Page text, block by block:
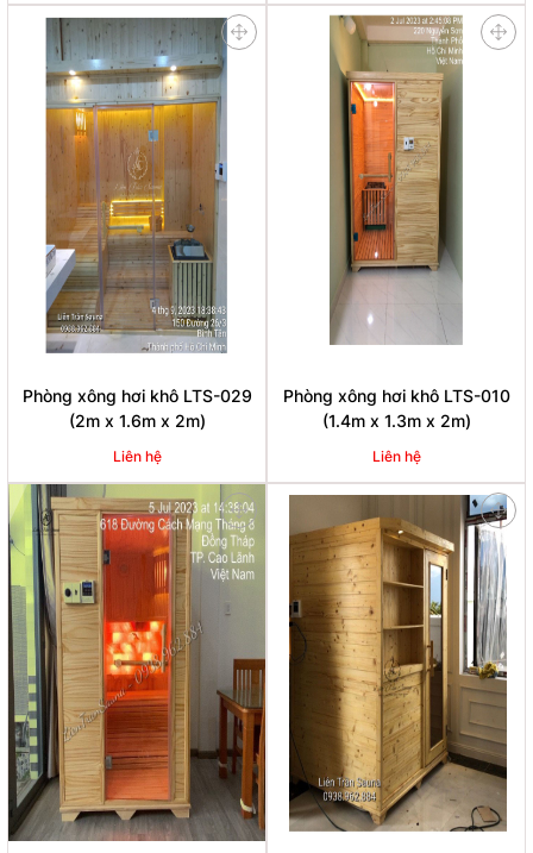
Phòng xông hơi khô LTS-029
(2m x 1.6m x 2m)
Liên hệ
Phòng xông hơi khô LTS-010
(1.4m x 1.3m x 2m)
Liên hệ